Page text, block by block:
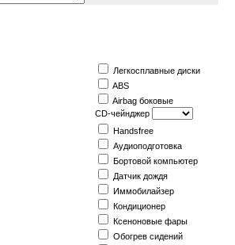
Легкосплавные диски
ABS
Airbag боковые
CD-чейнджер
Handsfree
Аудиоподготовка
Бортовой компьютер
Датчик дождя
Иммобилайзер
Кондиционер
Ксеноновые фары
Обогрев сидений